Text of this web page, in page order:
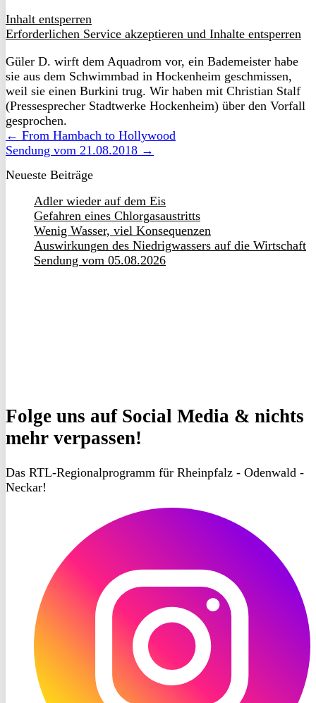
Inhalt entsperren
Erforderlichen Service akzeptieren und Inhalte entsperren
Güler D. wirft dem Aquadrom vor, ein Bademeister habe
sie aus dem Schwimmbad in Hockenheim geschmissen,
weil sie einen Burkini trug. Wir haben mit Christian Stalf
(Pressesprecher Stadtwerke Hockenheim) über den Vorfall
gesprochen.
← From Hambach to Hollywood
Sendung vom 21.08.2018 →
Neueste Beiträge
Adler wieder auf dem Eis
Gefahren eines Chlorgasaustritts
Wenig Wasser, viel Konsequenzen
Auswirkungen des Niedrigwassers auf die Wirtschaft
Sendung vom 05.08.2026
Folge uns auf Social Media & nichts
mehr verpassen!
Das RTL-Regionalprogramm für Rheinpfalz - Odenwald -
Neckar!
Instagram